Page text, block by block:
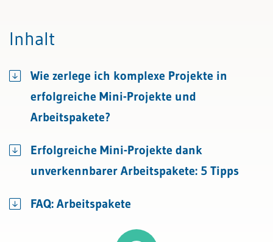
Inhalt
Wie zerlege ich komplexe Projekte in
erfolgreiche Mini-Projekte und
Arbeitspakete?
Erfolgreiche Mini-Projekte dank
unverkennbarer Arbeitspakete: 5 Tipps
FAQ: Arbeitspakete